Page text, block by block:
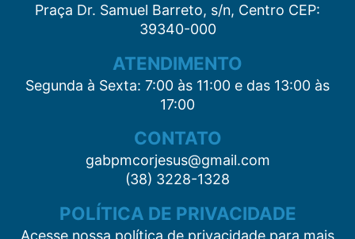
Praça Dr. Samuel Barreto, s/n, Centro CEP:
39340-000
ATENDIMENTO
Segunda à Sexta: 7:00 às 11:00 e das 13:00 às
17:00
CONTATO
gabpmcorjesus@gmail.com
(38) 3228-1328
POLÍTICA DE PRIVACIDADE
Acesse nossa política de privacidade para mais